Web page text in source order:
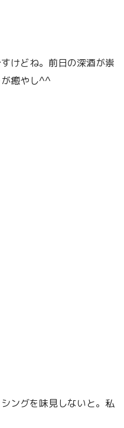
けどね。前日の深酒が祟
が癒やし^^
ングを味見しないと。私